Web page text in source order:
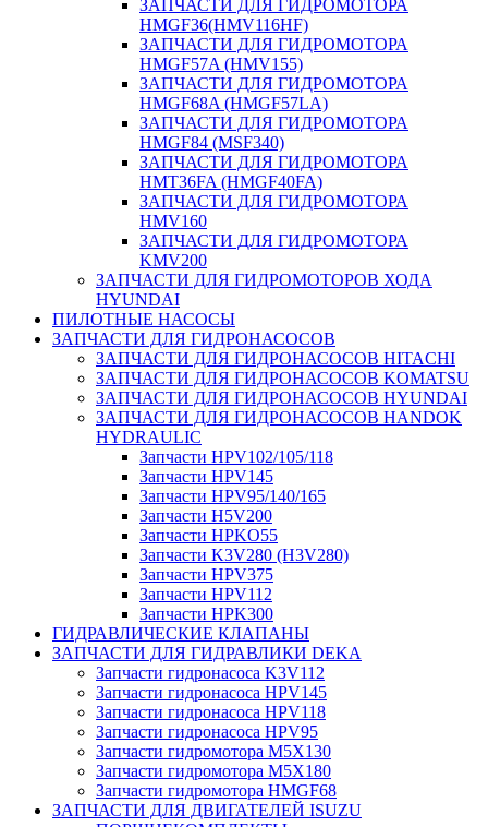
ЗАПЧАСТИ ДЛЯ ГИДРОМОТОРА
HMGF36(HMV116HF)
ЗАПЧАСТИ ДЛЯ ГИДРОМОТОРА
HMGF57A (HMV155)
ЗАПЧАСТИ ДЛЯ ГИДРОМОТОРА
HMGF68A (HMGF57LA)
ЗАПЧАСТИ ДЛЯ ГИДРОМОТОРА
HMGF84 (MSF340)
ЗАПЧАСТИ ДЛЯ ГИДРОМОТОРА
HMT36FA (HMGF40FA)
ЗАПЧАСТИ ДЛЯ ГИДРОМОТОРА
HMV160
ЗАПЧАСТИ ДЛЯ ГИДРОМОТОРА
KMV200
ЗАПЧАСТИ ДЛЯ ГИДРОМОТОРОВ ХОДА
HYUNDAI
ПИЛОТНЫЕ НАСОСЫ
ЗАПЧАСТИ ДЛЯ ГИДРОНАСОСОВ
ЗАПЧАСТИ ДЛЯ ГИДРОНАСОСОВ HITACHI
ЗАПЧАСТИ ДЛЯ ГИДРОНАСОСОВ KOMATSU
ЗАПЧАСТИ ДЛЯ ГИДРОНАСОСОВ HYUNDAI
ЗАПЧАСТИ ДЛЯ ГИДРОНАСОСОВ HANDOK
HYDRAULIC
Запчасти HPV102/105/118
Запчасти HPV145
Запчасти HPV95/140/165
Запчасти H5V200
Запчасти HPKO55
Запчасти K3V280 (H3V280)
Запчасти HPV375
Запчасти HPV112
Запчасти HPK300
ГИДРАВЛИЧЕСКИЕ КЛАПАНЫ
ЗАПЧАСТИ ДЛЯ ГИДРАВЛИКИ DEKA
Запчасти гидронасоса K3V112
Запчасти гидронасоса HPV145
Запчасти гидронасоса HPV118
Запчасти гидронасоса HPV95
Запчасти гидромотора M5X130
Запчасти гидромотора M5X180
Запчасти гидромотора HMGF68
ЗАПЧАСТИ ДЛЯ ДВИГАТЕЛЕЙ ISUZU